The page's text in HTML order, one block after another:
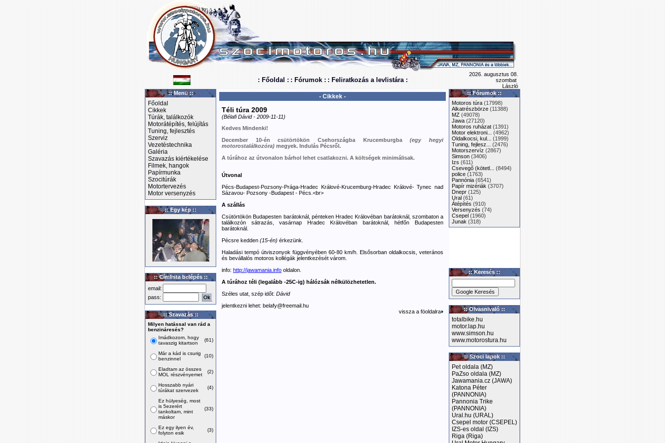
: Főoldal : : Fórumok : : Feliratkozás a levlistára :
2026. augusztus 08.
szombat
László
:: Menü ::
Főoldal
Cikkek
Túrák, találkozók
Motorátépítés, felújítás
Tuning, fejlesztés
Szerviz
Vezetéstechnika
Galéria
Szavazás kiértékelése
Filmek, hangok
Papírmunka
Szocitúrák
Motortervezés
Motor versenyzés
:: Egy kép ::
:: Címlista belépés ::
email:
pass:
:: Szavazás ::
Milyen hatással van rád a
benzináresés?
Imádkozom, hogy
tavaszig kitartson
(61)
Már a kád is csurig
benzinnel
(10)
Eladtam az összes
MOL részvényemet
(2)
Hosszabb nyári
túrákat szervezek
(4)
Ez hülyeség, most
is 5ezerért
tankoltam, mint
máskor
(33)
Ez egy ilyen év,
folyton esik
(3)
- Cikkek -
Téli túra 2009
(Bélafi Dávid - 2009-11-11)
Kedves Mindenki!
December 10-én csütörtökön Csehországba Krucemburgba(egy hegyi
motorostalálkozóra) megyek. Indulás Pécsről.
A túrához az útvonalon bárhol lehet csatlakozni. A költségek minimálisak.
Útvonal
Pécs-Budapest-Pozsony-Prága-Hradec Králové-Krucemburg-Hradec Králové- Tynec nad
Sázavou- Pozsony -Budapest - Pécs.<br>
A szállás
Csütörtökön Budapesten barátoknál, pénteken Hradec Královéban barátoknál, szombaton a
találkozón sátrazás, vasárnap Hradec Královéban barátoknál, hétfőn Budapesten
barátoknál.
Pécsre kedden (15-én) érkezünk.
Haladási tempó útviszonyok függvényében 60-80 km/h. Elsősorban oldalkocsis, veterános
és bevállalós motoros kollégák jelentkezését várom.
info: http://jawamania.info oldalon.
A túrához téli (legalább -25C-ig) hálózsák nélkülözhetetlen.
Széles utat, szép időt: Dávid
jelentkezni lehet: belafy@freemail.hu
vissza a föoldalra
:: Fórumok ::
Motoros túra (17998)
Alkatrészbörze (11388)
MZ (49078)
Jawa (27120)
Motoros ruházat (1391)
Motor elektroni...
(4962)
Oldalkocsi, kul...
(1999)
Tuning, fejlesz...
(2476)
Motorszervíz (2867)
Simson (3406)
Izs (611)
Csevegő (kötetl...
(8494)
police (1763)
Pannónia (6541)
Papír mizériák (3707)
Dnepr (125)
Ural (61)
Átépítés (910)
Versenyzés (74)
Csepel (1960)
Junak (318)
:: Keresés ::
:: Olvasnivaló ::
totalbike.hu
motor.lap.hu
www.simson.hu
www.motorostura.hu
:: Szoci lapok ::
Pet oldala (MZ)
PaZso oldala (MZ)
Jawamania.cz (JAWA)
Katona Péter
(PANNONIA)
Pannonia Trike
(PANNONIA)
Ural.hu (URAL)
Csepel motor (CSEPEL)
IZS-es oldal (IZS)
Riga (Riga)